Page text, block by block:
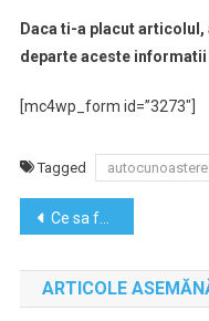
Daca ti-a placut
departe aceste informatii
[mc4wp_form id=”3273″]
Tagged autocunoastere
Navigare
în
articole
Ce sa faci daca iti urasti jobul
ARTICOLE